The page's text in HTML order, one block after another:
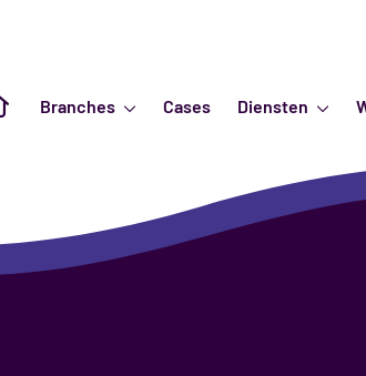
Naar de homepagina
Branches Cases Diensten